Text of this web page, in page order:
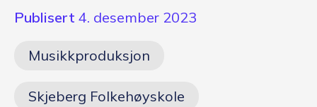
Publisert 4. desember 2023
Musikkproduksjon
Skjeberg Folkehøyskole